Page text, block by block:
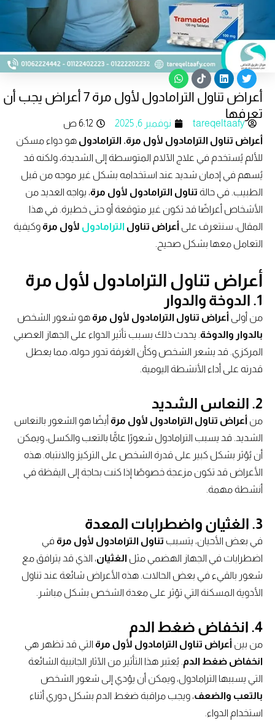
T
w
i
t
t
e
r
L
i
n
k
e
d
i
n
T
i
t
k
W
h
a
t
a
p
p
أعراض تناول الترامادول لأول مرة 7 أعراض يجب أن
تعرفها
tareqeltaafy نوفمبر 6, 2025
6:12 ص
أعراض تناول الترامادول لأول مرة. الترامادول هو دواء مسكن
للألم يُستخدم في علاج الآلام المتوسطة إلى الشديدة، ولكنه قد
يُسهم في إدمان شديد عند استخدامه بشكل غير موجه من قبل
الطبيب. في حالةتناول الترامادول لأول مرة، يواجه العديد من
الأشخاص أعراضًا قد تكون غير متوقعة أو حتى خطيرة. في هذا
المقال، سنتعرف على
أعراض تناول الترامادول لأول مرةوكيفية
التعامل معها بشكل صحيح.
أعراض تناول الترامادول لأول مرة
من أولى أعراض تناول الترامادول لأول مرةهو شعور الشخص
بالدوار والدوخة. يحدث ذلك بسبب تأثير الدواء على الجهاز العصبي
المركزي. قد يشعر الشخص وكأن الغرفة تدور حوله، مما يعطل
قدرته على أداء الأنشطة اليومية.
2. النعاس الشديد
منأعراض تناول الترامادول لأول مرةأيضًا هو الشعور بالنعاس
الشديد. قد يسبب الترامادول شعورًا عامًّا بالتعب والكسل، ويمكن
أن يُؤثر بشكل كبير على قدرة الشخص على التركيز والانتباه. هذه
الأعراض قد تكون مزعجة خصوصًا إذا كنت بحاجة إلى اليقظة في
أنشطة مهمة.
3. الغثيان واضطرابات المعدة
في بعض الأحيان، يتسبب تناول الترامادول لأول مرةفي
اضطرابات في الجهاز الهضمي مثل الغثيان، الذي قد يترافق مع
شعور بالقيء في بعض الحالات. هذه الأعراض شائعة عند تناول
الأدوية المسكنة التي تؤثر على معدة الشخص بشكل مباشر.
4. انخفاض ضغط الدم
من بينأعراض تناول الترامادول لأول مرةالتي قد تظهر هي
انخفاض ضغط الدم. يُعتبر هذا التأثير من الآثار الجانبية الشائعة
التي يسببها الترامادول، ويمكن أن يؤدي إلى شعور الشخص
بالتعب والضعف، ويجب مراقبة ضغط الدم بشكل دوري أثناء
استخدام الدواء.